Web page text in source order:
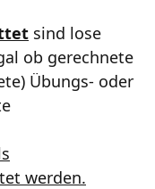
sind lose
ob gerechnete
Übungs- oder
werden.